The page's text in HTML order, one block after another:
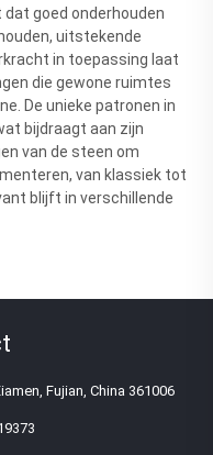
goed onderhouden
uitstekende
in toepassing laat
die gewone ruimtes
De unieke patronen in
bijdraagt aan zijn
van de steen om
van klassiek tot
blijft in verschillende
Fujian, China 361006